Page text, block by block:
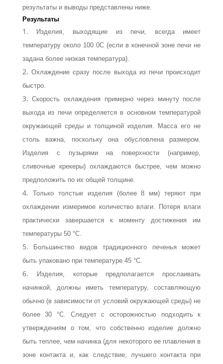
результаты и выводы представлены ниже.
Результаты
Изделия, выходящие из печи, всегда имеет
температуру около 100 0С (если в конечной зоне печи не
задана более низкая температура).
Охлаждение сразу после выхода из печи происходит
быстро.
Скорость охлаждения примерно через минуту после
выхода из печи определя­ется в основном температурой
окружающей среды и толщиной изделия. Масса его не
столь важна, поскольку она обусловлена размером.
Изделия с пузырями на поверхности (например,
сливочные крекеры) охлаждаются быстрее, чем мож­но
предположить по их общей толщине.
Только толстые изделия (более 8 мм) теряют при
охлаждении измеримое коли­чество влаги. Потеря влаги
практически завершается к моменту достижения им
температуры 50 °С.
Большинство видов традиционного печенья может
быть упаковано при темпе­ратуре 45 °С.
Изделия, которые предполагается прослаивать
начинкой, должны иметь темпе­ратуру, составляющую
обычно (в зависимости от условий окружающей среды) не
более 30 °С. Следует с осторожностью подходить к
утверждениям о том, что собственно изделие должно
быть теплее, чем начинка (для некоторого ее плавле­ния в
зоне контакта и, как следствие, лучшего контакта при